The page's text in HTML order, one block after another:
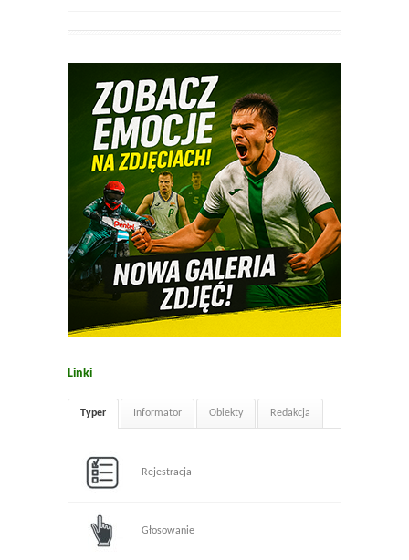
Linki
Typer Informator Obiekty Redakcja
Rejestracja
Głosowanie